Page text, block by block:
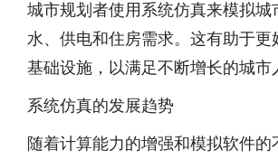
城市规划者使用系统仿真来模拟城
水、供电和住房需求。这有助于更
基础设施，以满足不断增长的城市
系统仿真的发展趋势
随着计算能力的增强和模拟软件的